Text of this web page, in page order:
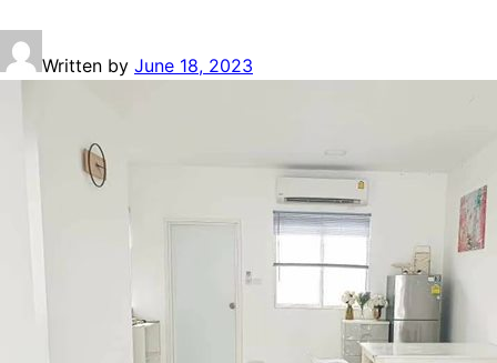
Written by June 18, 2023